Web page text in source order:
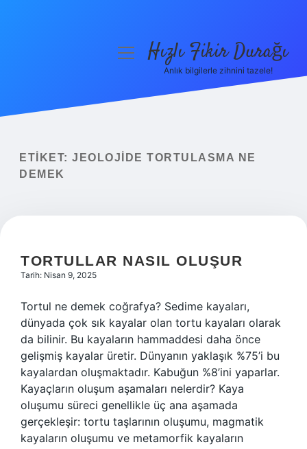
Yasal Uyarı
menüyüHızlı Fikir Durağı
Anlık bilgilerle zihnini tazele!
ETIKET: JEOLOJIDE TORTULASMA NE
DEMEK
TORTULLAR NASIL OLUŞUR
Tarih: Nisan 9, 2025
Tortul ne demek coğrafya? Sedime kayaları,
dünyada çok sık kayalar olan tortu kayaları olarak
da bilinir. Bu kayaların hammaddesi daha önce
gelişmiş kayalar üretir. Dünyanın yaklaşık %75’i bu
kayalardan oluşmaktadır. Kabuğun %8’ini yaparlar.
Kayaçların oluşum aşamaları nelerdir? Kaya
oluşumu süreci genellikle üç ana aşamada
gerçekleşir: tortu taşlarının oluşumu, magmatik
kayaların oluşumu ve metamorfik kayaların